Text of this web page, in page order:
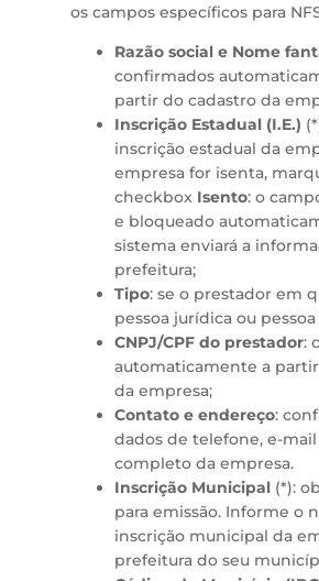
os campos específicos para
Razão social e Nome
confirmados
partir do cadastro da
Inscrição Estadual (I.E.)
inscrição estadual da
empresa for isenta,
checkbox Isento: o
e bloqueado
sistema enviará a
prefeitura;
Tipo: se o prestador em
pessoa jurídica ou pessoa
CNPJ/CPF do prestador:
automaticamente a
da empresa;
Contato e endereço:
dados de telefone, e-
completo da empresa.
Inscrição Municipal (*):
para emissão. Informe o
inscrição municipal da
prefeitura do seu